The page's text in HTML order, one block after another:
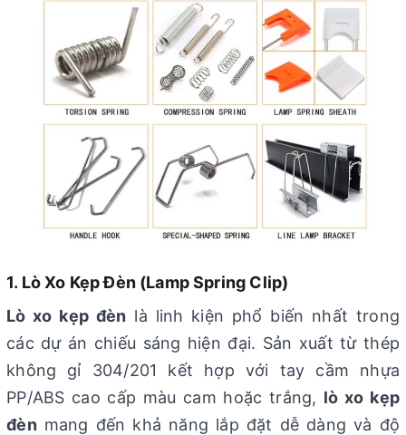
1. Lò Xo Kẹp Đèn (Lamp Spring Clip)
Lò xo kẹp đèn là linh kiện phổ biến nhất trong
các dự án chiếu sáng hiện đại. Sản xuất từ thép
không gỉ 304/201 kết hợp với tay cầm nhựa
PP/ABS cao cấp màu cam hoặc trắng, lò xo kẹp
đènmang đến khả năng lắp đặt dễ dàng và độ